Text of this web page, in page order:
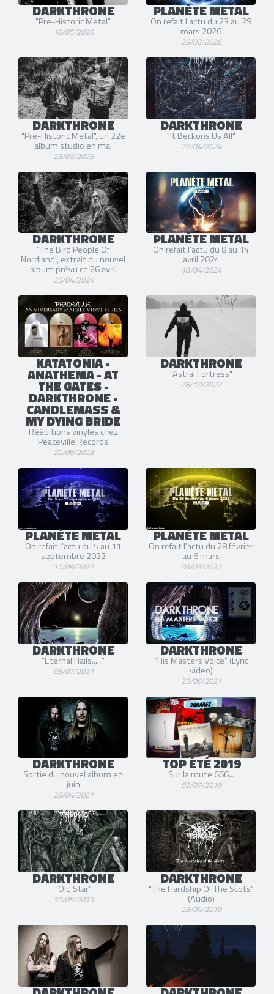
DARKTHRONE
"Pre-Historic Metal"
10/05/2026
PLANÈTE METAL
On refait l'actu du 23 au 29
mars 2026
29/03/2026
DARKTHRONE
"Pre-Historic Metal", un 22e
album studio en mai
23/03/2026
DARKTHRONE
"It Beckons Us All"
27/04/2024
DARKTHRONE
"The Bird People Of
Nordland", extrait du nouvel
album prévu ce 26 avril
25/04/2024
PLANÈTE METAL
On refait l'actu du 8 au 14
avril 2024
18/04/2024
KATATONIA -
ANATHEMA - AT
THE GATES -
DARKTHRONE -
CANDLEMASS &
MY DYING BRIDE
Rééditions vinyles chez
Peaceville Records
20/09/2023
DARKTHRONE
"Astral Fortress"
28/10/2022
PLANÈTE METAL
On refait l'actu du 5 au 11
septembre 2022
11/09/2022
PLANÈTE METAL
On refait l'actu du 28 février
au 6 mars
06/03/2022
DARKTHRONE
"Eternal Hails......"
05/07/2021
DARKTHRONE
"His Masters Voice" (Lyric
video)
25/06/2021
DARKTHRONE
Sortie du nouvel album en
juin
28/04/2021
TOP ÉTÉ 2019
Sur la route 666...
02/07/2019
DARKTHRONE
"Old Star"
31/05/2019
DARKTHRONE
"The Hardship Of The Scots"
(Audio)
23/04/2019